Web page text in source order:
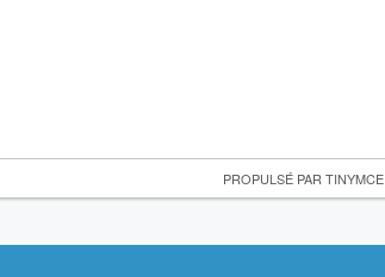
PROPULSÉ PAR TINYMCE